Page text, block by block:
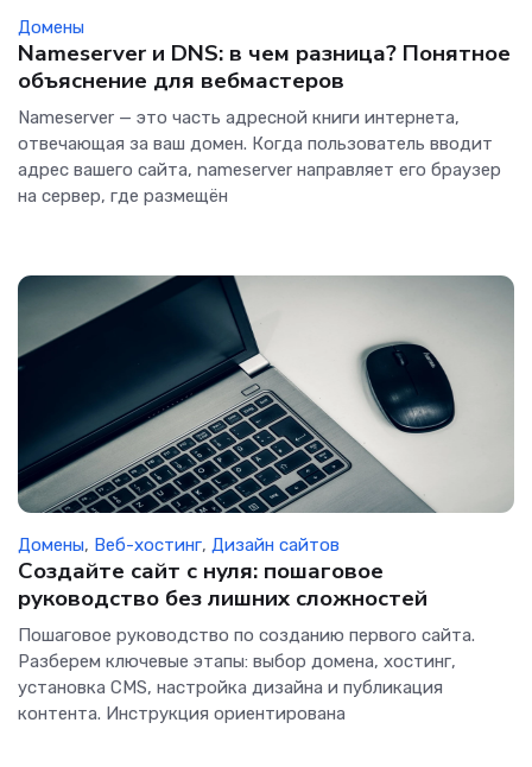
Домены
Nameserver и DNS: в чем разница? Понятное
объяснение для вебмастеров
Nameserver — это часть адресной книги интернета,
отвечающая за ваш домен. Когда пользователь вводит
адрес вашего сайта, nameserver направляет его браузер
на сервер, где размещён
Домены, Веб-хостинг, Дизайн сайтов
Создайте сайт с нуля: пошаговое
руководство без лишних сложностей
Пошаговое руководство по созданию первого сайта.
Разберем ключевые этапы: выбор домена, хостинг,
установка CMS, настройка дизайна и публикация
контента. Инструкция ориентирована